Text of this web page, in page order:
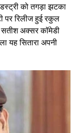
को तगड़ा झटका
पर रिलीज हुई रकुल
सतीश अक्सर कॉमेडी
यह सितारा अपनी